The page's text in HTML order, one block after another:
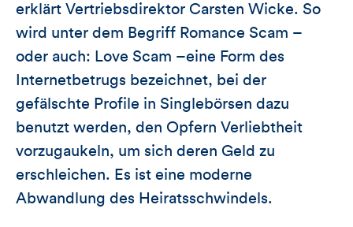
erklärt Vertriebsdirektor Carsten Wicke. So
wird unter dem Begriff Romance Scam –
oder auch: Love Scam –eine Form des
Internetbetrugs bezeichnet, bei der
gefälschte Profile in Singlebörsen dazu
benutzt werden, den Opfern Verliebtheit
vorzugaukeln, um sich deren Geld zu
erschleichen. Es ist eine moderne
Abwandlung des Heiratsschwindels.